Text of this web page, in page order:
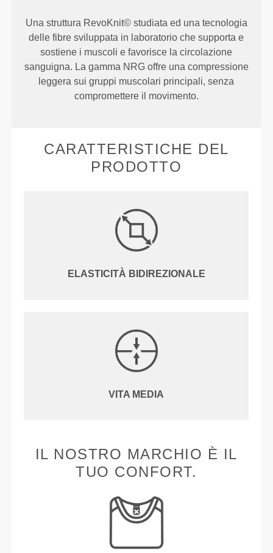
Una struttura RevoKnit© studiata ed una tecnologia
delle fibre sviluppata in laboratorio che supporta e
sostiene i muscoli e favorisce la circolazione
sanguigna. La gamma NRG offre una compressione
leggera sui gruppi muscolari principali, senza
compromettere il movimento.
CARATTERISTICHE DEL
PRODOTTO
ELASTICITÀ BIDIREZIONALE
VITA MEDIA
IL NOSTRO MARCHIO È IL
TUO CONFORT.